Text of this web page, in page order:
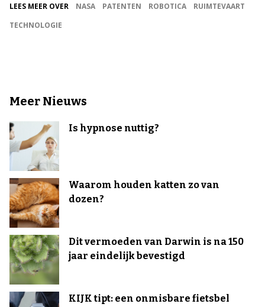
LEES MEER OVER NASA PATENTEN ROBOTICA
RUIMTEVAART
TECHNOLOGIE
Meer Nieuws
Is hypnose nuttig?
Waarom houden katten zo van
dozen?
Dit vermoeden van Darwin is na 150
jaar eindelijk bevestigd
KIJK tipt: een onmisbare fietsbel